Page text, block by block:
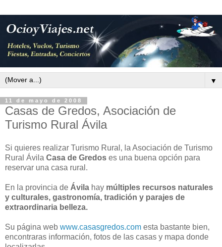
▼
11 de mayo de 2008
Casas de Gredos, Asociación de
Turismo Rural Ávila
Si quieres realizar Turismo Rural, la Asociación de Turismo
Rural Ávila Casa de Gredos es una buena opción para
reservar una casa rural.
En la provincia de Ávila hay múltiples recursos naturales
y culturales, gastronomía, tradición y parajes de
extraordinaria belleza.
Su página web www.casasgredos.com esta bastante bien,
encontraras información, fotos de las casas y mapa donde